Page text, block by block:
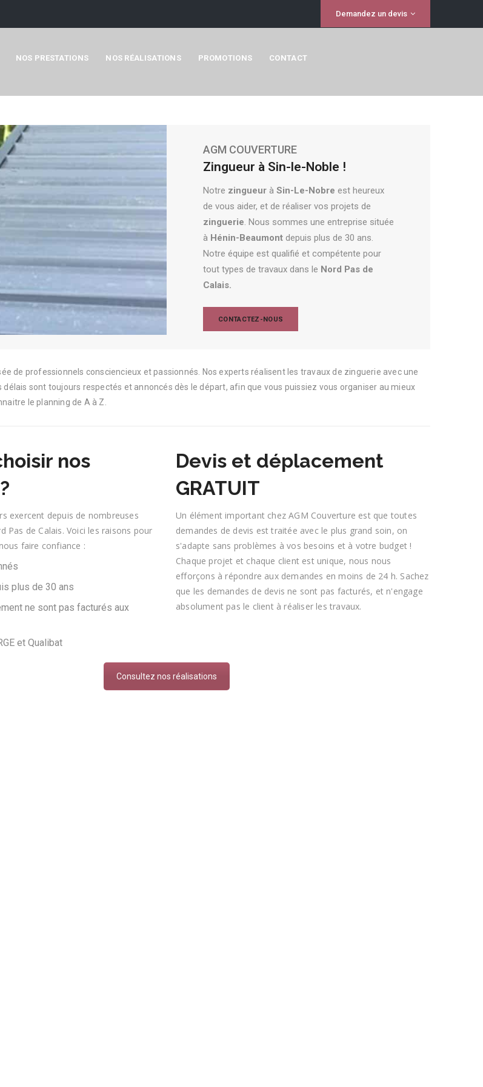
Demandez un devis
NOS PRESTATIONS NOS RÉALISATIONS PROMOTIONS CONTACT
AGM COUVERTURE
Zingueur à Sin-le-Noble !
Notre zingueur à Sin-Le-Nobre est heureux
de vous aider, et de réaliser vos projets de
zinguerie. Nous sommes une entreprise située
à Hénin-Beaumont depuis plus de 30 ans.
Notre équipe est qualifié et compétente pour
tout types de travaux dans le Nord Pas de
Calais.
CONTACTEZ-NOUS
de professionnels consciencieux et passionnés. Nos experts réalisent les travaux de zinguerie avec une
délais sont toujours respectés et annoncés dès le départ, afin que vous puissiez vous organiser au mieux
le planning de A à Z.
nos
exercent depuis de nombreuses
Pas de Calais. Voici les raisons pour
faire confiance :
plus de 30 ans
ne sont pas facturés aux
et Qualibat
Devis et déplacement
GRATUIT
Un élément important chez AGM Couverture est que toutes
demandes de devis est traitée avec le plus grand soin, on
s'adapte sans problèmes à vos besoins et à votre budget !
Chaque projet et chaque client est unique, nous nous
efforçons à répondre aux demandes en moins de 24 h. Sachez
que les demandes de devis ne sont pas facturés, et n'engage
absolument pas le client à réaliser les travaux.
Consultez nos réalisations